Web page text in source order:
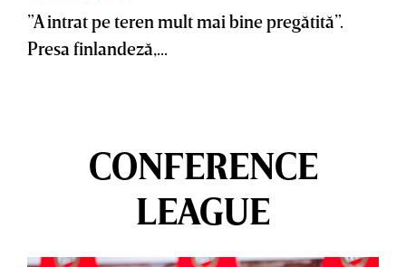
”A intrat pe teren mult mai bine pregătită”.
Presa finlandeză,...
CONFERENCE
LEAGUE